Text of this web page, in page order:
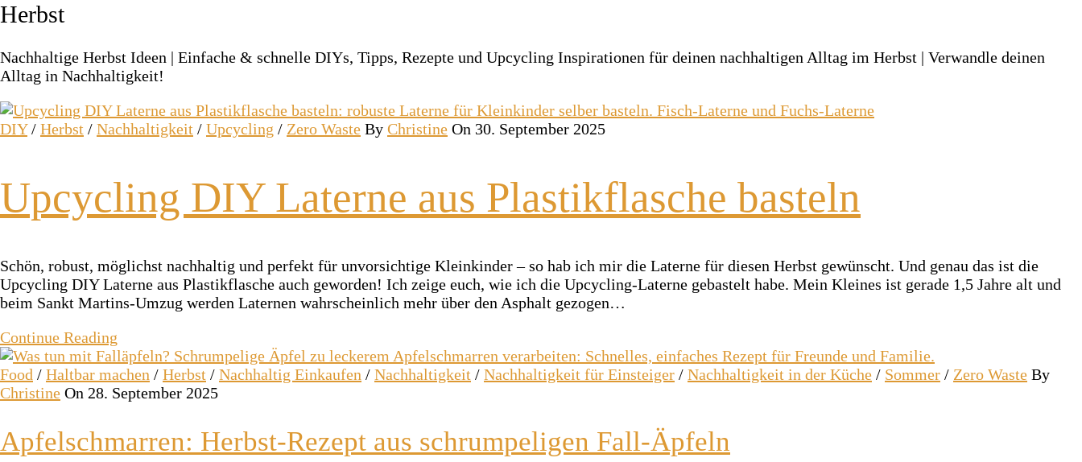
Herbst
Nachhaltige Herbst Ideen | Einfache & schnelle DIYs, Tipps, Rezepte und Upcycling Inspirationen für deinen nachhaltigen Alltag im Herbst | Verwandle deinen
Alltag in Nachhaltigkeit!
DIY/ Herbst / Nachhaltigkeit / Upcycling / Zero Waste By Christine On 30. September 2025
Upcycling DIY Laterne aus Plastikflasche basteln
Schön, robust, möglichst nachhaltig und perfekt für unvorsichtige Kleinkinder – so hab ich mir die Laterne für diesen Herbst gewünscht. Und genau das ist die
Upcycling DIY Laterne aus Plastikflasche auch geworden! Ich zeige euch, wie ich die Upcycling-Laterne gebastelt habe. Mein Kleines ist gerade 1,5 Jahre alt und
beim Sankt Martins-Umzug werden Laternen wahrscheinlich mehr über den Asphalt gezogen…
Continue Reading
Food / Haltbar machen / Herbst / Nachhaltig Einkaufen / Nachhaltigkeit / Nachhaltigkeit für Einsteiger / Nachhaltigkeit in der Küche / Sommer / Zero Waste By
Christine On 28. September 2025
Apfelschmarren: Herbst-Rezept aus schrumpeligen Fall-Äpfeln